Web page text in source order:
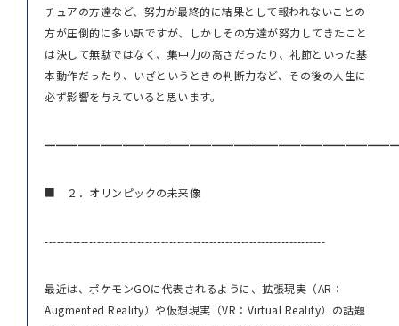
チュアの方達など、努力が最終的に結果として報われないことの
方が圧倒的に多い訳ですが、しかしその方達が努力してきたこと
は決して無駄ではなく、集中力の高さだったり、礼節といった基
本動作だったり、いざというときの判断力など、その後の人生に
必ず影響を与えていると思います。
■ ２．オリンピックの未来像
----------------------------------------------------------------------
最近は、ポケモンGOに代表されるように、拡張現実（AR：
Augmented Reality）や仮想現実（VR：Virtual Reality）の話題